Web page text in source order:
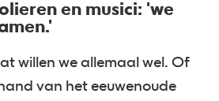
en musici: 'we
willen we allemaal wel. Of
van het eeuwenoude